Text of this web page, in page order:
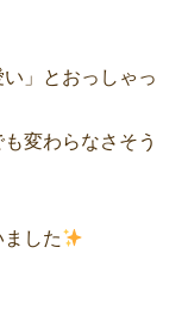
」とおっしゃっ
変わらなさそう
した